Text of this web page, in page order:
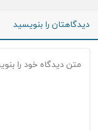
دیدگاهتان را بنویسید